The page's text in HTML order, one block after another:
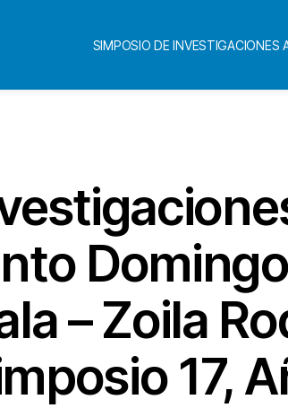
SIMPOSIO DE INVESTIGACIONES
– Zoila
17,